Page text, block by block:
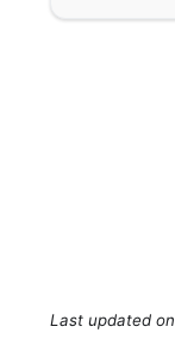
Last updated on